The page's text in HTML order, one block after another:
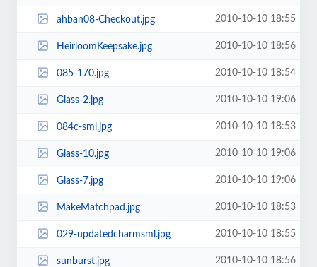
ahban08-Checkout.jpg 2010-10-10 18:55
HeirloomKeepsake.jpg 2010-10-10 18:56
085-170.jpg 2010-10-10 18:54
Glass-2.jpg 2010-10-10 19:06
084c-sml.jpg 2010-10-10 18:53
Glass-10.jpg 2010-10-10 19:06
Glass-7.jpg 2010-10-10 19:06
MakeMatchpad.jpg 2010-10-10 18:53
029-updatedcharmsml.jpg 2010-10-10 18:55
sunburst.jpg 2010-10-10 18:56